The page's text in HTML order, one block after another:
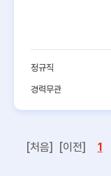
정규직
경력무관
[처음] [이전] 1